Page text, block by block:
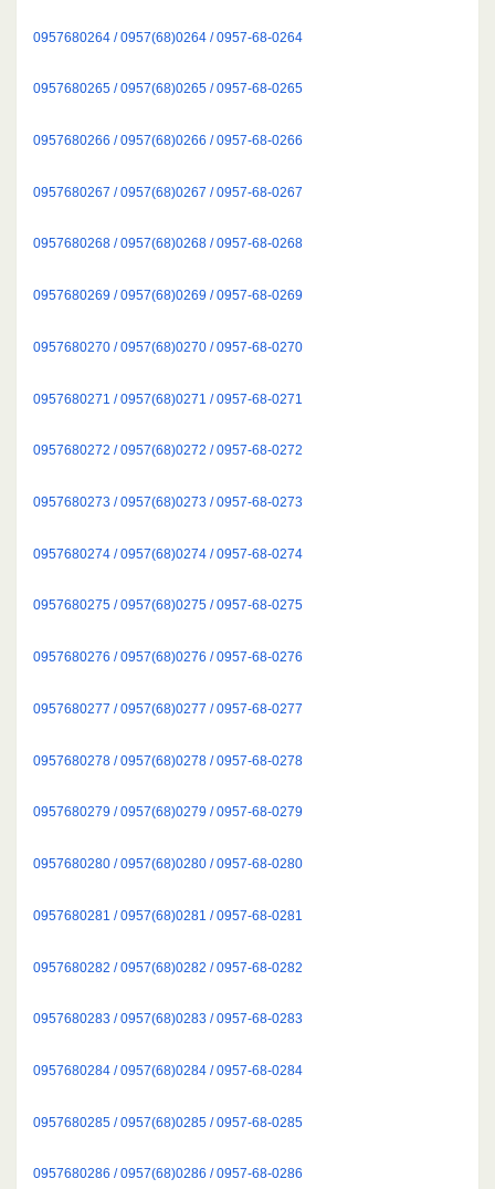
0957680264 / 0957(68)0264 / 0957-68-0264
0957680265 / 0957(68)0265 / 0957-68-0265
0957680266 / 0957(68)0266 / 0957-68-0266
0957680267 / 0957(68)0267 / 0957-68-0267
0957680268 / 0957(68)0268 / 0957-68-0268
0957680269 / 0957(68)0269 / 0957-68-0269
0957680270 / 0957(68)0270 / 0957-68-0270
0957680271 / 0957(68)0271 / 0957-68-0271
0957680272 / 0957(68)0272 / 0957-68-0272
0957680273 / 0957(68)0273 / 0957-68-0273
0957680274 / 0957(68)0274 / 0957-68-0274
0957680275 / 0957(68)0275 / 0957-68-0275
0957680276 / 0957(68)0276 / 0957-68-0276
0957680277 / 0957(68)0277 / 0957-68-0277
0957680278 / 0957(68)0278 / 0957-68-0278
0957680279 / 0957(68)0279 / 0957-68-0279
0957680280 / 0957(68)0280 / 0957-68-0280
0957680281 / 0957(68)0281 / 0957-68-0281
0957680282 / 0957(68)0282 / 0957-68-0282
0957680283 / 0957(68)0283 / 0957-68-0283
0957680284 / 0957(68)0284 / 0957-68-0284
0957680285 / 0957(68)0285 / 0957-68-0285
0957680286 / 0957(68)0286 / 0957-68-0286